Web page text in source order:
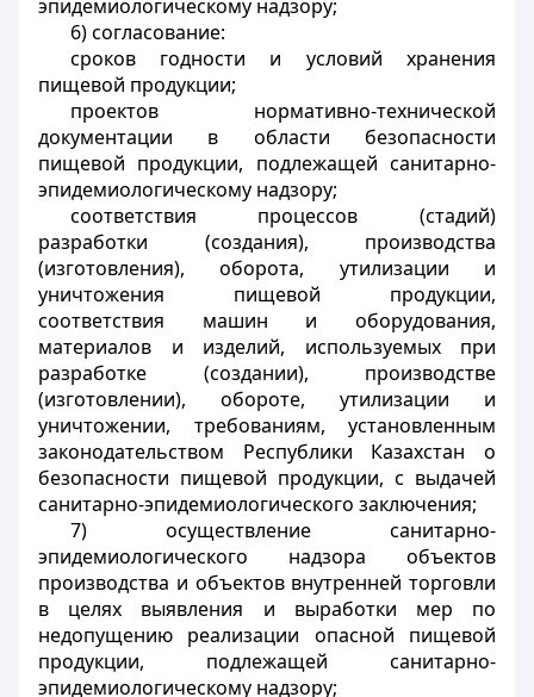
эпидемиологическому надзору;
6) согласование:
сроков годности и условий хранения
пищевой продукции;
проектов нормативно-технической
документации в области безопасности
пищевой продукции, подлежащей санитарно-
эпидемиологическому надзору;
соответствия процессов (стадий)
разработки (создания), производства
(изготовления), оборота, утилизации и
уничтожения пищевой продукции,
соответствия машин и оборудования,
материалов и изделий, используемых при
разработке (создании), производстве
(изготовлении), обороте, утилизации и
уничтожении, требованиям, установленным
законодательством Республики Казахстан о
безопасности пищевой продукции, с выдачей
санитарно-эпидемиологического заключения;
7) осуществление санитарно-
эпидемиологического надзора объектов
производства и объектов внутренней торговли
в целях выявления и выработки мер по
недопущению реализации опасной пищевой
продукции, подлежащей санитарно-
эпидемиологическому надзору;